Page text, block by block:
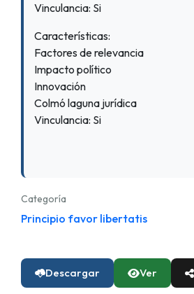
Vinculancia: Si
Características:
Factores de relevancia
Impacto político
Innovación
Colmó laguna jurídica
Vinculancia: Si
Categoría
Principio favor libertatis
Descargar Ver